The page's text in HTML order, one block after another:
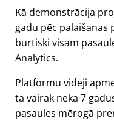
Kā demonstrācija
gadu pēc
burtiski visām
Analytics.
Platformu vidēji
tā vairāk nekā 7
pasaules mērogā